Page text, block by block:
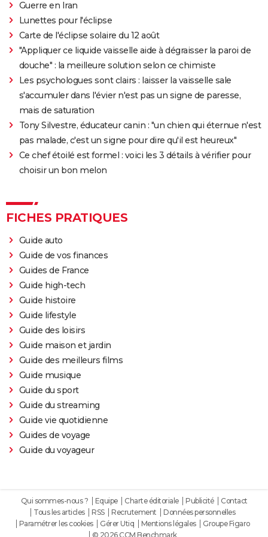
sortie, et on ne comprend plus grand chose au MCU
Tomb Raider : synopsis, Alicia Vikander, streaming,
avis... Tout sur le film sur Lara Croft
Shang Chi : synopsis, casting, scènes post-générique,
streaming, critiques, Disney+...
Uncharted : faut-il connaître le jeu avant de voir le
film ?
Venom : synopsis, casting, streaming, avis... Tout sur
le film avec Tom Hardy
Ant-Man 3 : critiques, scène post-générique, bande-
annonce, streaming, photos, avis...
des avions pour les besoins du film ?
Hunger Games, Lever de soleil sur la Moisson : Effie,
Haymitch... des personnages bien connus dans la
bande-annonce
Doctor Strange 2 : que signifient les scènes post-
génériques ? On vous explique
Gladiator 2 : pourquoi cette suite risque-t-elle de
diviser les fans du film culte ?
Kraven le chasseur : le film Marvel s'offre une
sanglante bande-annonce, quelle date de sortie ?
Thunderbolts* : le dernier film Marvel vaut-il le
coup ? Les critiques sont (presque) unanimes
Mad Max Fury Road : synopsis, casting, bande-
Black Panther 2 : de quoi est mort l'acteur Chadwick
Boseman ?
Guerre en Iran
Lunettes pour l'éclipse
Carte de l'éclipse solaire du 12 août
"Appliquer ce liquide vaisselle aide à dégraisser la paroi de
douche" : la meilleure solution selon ce chimiste
Les psychologues sont clairs : laisser la vaisselle sale
s'accumuler dans l'évier n'est pas un signe de paresse,
mais de saturation
Tony Silvestre, éducateur canin : "un chien qui éternue n'est
pas malade, c'est un signe pour dire qu'il est heureux"
Ce chef étoilé est formel : voici les 3 détails à vérifier pour
choisir un bon melon
FICHES PRATIQUES
Guide auto
Guide de vos finances
Guides de France
Guide high-tech
Guide histoire
Guide lifestyle
Guide des loisirs
Guide maison et jardin
Guide des meilleurs films
Guide musique
Guide du sport
Guide du streaming
Guide vie quotidienne
Guides de voyage
Guide du voyageur
Qui sommes-nous ? Equipe Charte éditoriale Publicité
Contact
Tous les articles
RSS Recrutement
Données personnelles
Paramétrer les cookies
Gérer Utiq Mentions légales
Groupe Figaro
© 2026 CCM Benchmark